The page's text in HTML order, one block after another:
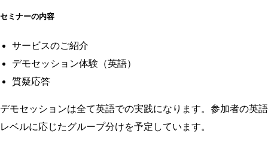
セミナーの内容
サービスのご紹介
デモセッション体験（英語）
質疑応答
デモセッションは全て英語での実践になります。参加者の英語
レベルに応じたグループ分けを予定しています。